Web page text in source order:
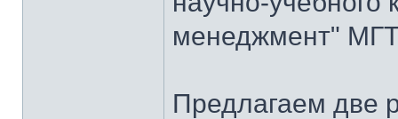
менеджмент"
Предлагаем две